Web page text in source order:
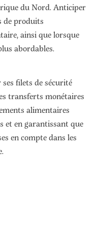
du Nord. Anticiper
de produits
ainsi que lorsque
abordables.
filets de sécurité
transferts monétaires
alimentaires
et en garantissant que
en compte dans les